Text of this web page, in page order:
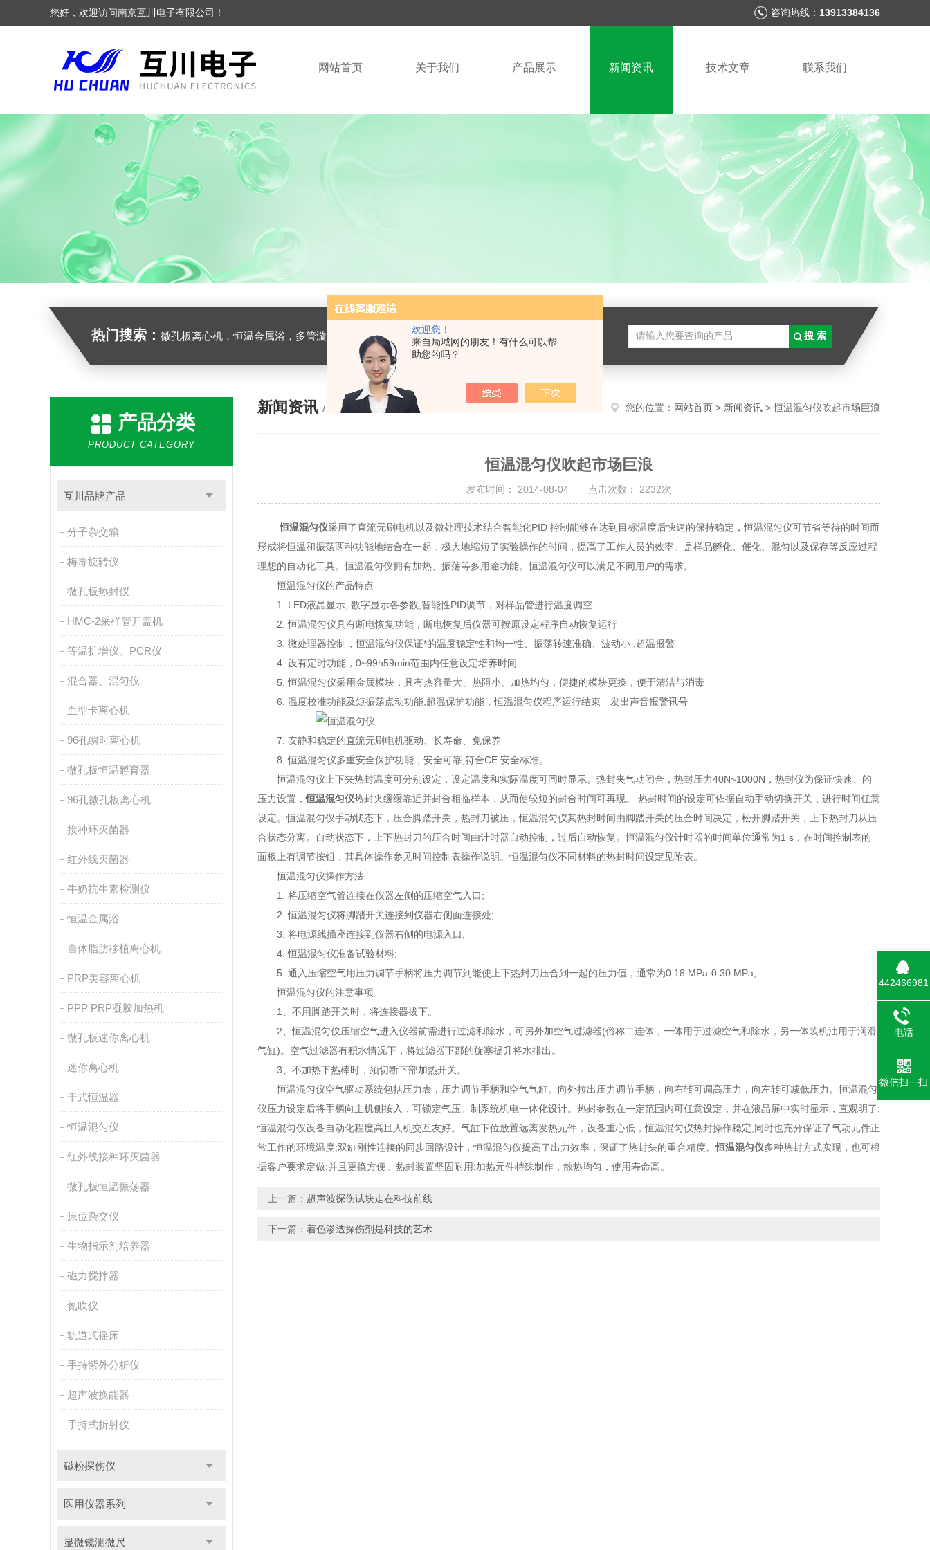
欢迎您！
来自局域网的朋友！有什么可以帮
助您的吗？
您好，欢迎访问南京互川电子有限公司！ 咨询热线： 13913384136
网站首页 关于我们 产品展示 新闻资讯 技术文章 联系我们
热门搜索： 微孔板离心机，恒温金属浴，多管漩涡混合仪，梅毒旋转仪,红外线灭菌器，微孔板恒温振荡器，恒温混匀仪，水平摇床，牛奶抗生素恒温温育器，细菌内毒素恒温检测仪，PRP凝胶加热机孵育制备器，脂肪注射器离心机，大自血摇床，氮吹仪。
产品分类
PRODUCT CATEGORY
互川品牌产品
分子杂交箱
梅毒旋转仪
微孔板热封仪
HMC-2采样管开盖机
等温扩增仪、PCR仪
混合器、混匀仪
血型卡离心机
96孔瞬时离心机
微孔板恒温孵育器
96孔微孔板离心机
接种环灭菌器
红外线灭菌器
牛奶抗生素检测仪
恒温金属浴
自体脂肪移植离心机
PRP美容离心机
PPP PRP凝胶加热机
微孔板迷你离心机
迷你离心机
干式恒温器
恒温混匀仪
红外线接种环灭菌器
微孔板恒温振荡器
原位杂交仪
生物指示剂培养器
磁力搅拌器
氮吹仪
轨道式摇床
手持紫外分析仪
超声波换能器
手持式折射仪
磁粉探伤仪
医用仪器系列
显微镜测微尺
新闻资讯 / NEWS 您的位置： 网站首页 > 新闻资讯 > 恒温混匀仪吹起市场巨浪
恒温混匀仪吹起市场巨浪
发布时间： 2014-08-04 点击次数： 2232次
恒温混匀仪采用了直流无刷电机以及微处理技术结合智能化PID 控制能够在达到目标温度后快速的保持稳定，恒温混匀仪可节省等待的时间而
形成将恒温和振荡两种功能地结合在一起，极大地缩短了实验操作的时间，提高了工作人员的效率。是样品孵化、催化、混匀以及保存等反应过程
理想的自动化工具。恒温混匀仪拥有加热、振荡等多用途功能。恒温混匀仪可以满足不同用户的需求。
恒温混匀仪的产品特点
1. LED液晶显示, 数字显示各参数,智能性PID调节，对样品管进行温度调空
2. 恒温混匀仪具有断电恢复功能，断电恢复后仪器可按原设定程序自动恢复运行
3. 微处理器控制，恒温混匀仪保证*的温度稳定性和均一性、振荡转速准确、波动小 ,超温报警
4. 设有定时功能，0~99h59min范围内任意设定培养时间
5. 恒温混匀仪采用金属模块，具有热容量大、热阻小、加热均匀，便捷的模块更换，便于清洁与消毒
6. 温度校准功能及短振荡点动功能,超温保护功能，恒温混匀仪程序运行结束 发出声音报警讯号
7. 安静和稳定的直流无刷电机驱动、长寿命、免保养
8. 恒温混匀仪多重安全保护功能，安全可靠,符合CE 安全标准。
恒温混匀仪上下夹热封温度可分别设定，设定温度和实际温度可同时显示。热封夹气动闭合，热封压力40N~1000N，热封仪为保证快速、的
压力设置，恒温混匀仪热封夹缓缓靠近并封合相临样本，从而使较短的封合时间可再现。 热封时间的设定可依据自动手动切换开关，进行时间任意
设定。恒温混匀仪手动状态下，压合脚踏开关，热封刀被压，恒温混匀仪其热封时间由脚踏开关的压合时间决定，松开脚踏开关，上下热封刀从压
合状态分离。自动状态下，上下热封刀的压合时间由计时器自动控制，过后自动恢复。恒温混匀仪计时器的时间单位通常为1 s，在时间控制表的
面板上有调节按钮，其具体操作参见时间控制表操作说明。恒温混匀仪不同材料的热封时间设定见附表。
恒温混匀仪操作方法
1. 将压缩空气管连接在仪器左侧的压缩空气入口;
2. 恒温混匀仪将脚踏开关连接到仪器右侧面连接处;
3. 将电源线插座连接到仪器右侧的电源入口;
4. 恒温混匀仪准备试验材料;
5. 通入压缩空气用压力调节手柄将压力调节到能使上下热封刀压合到一起的压力值，通常为0.18 MPa-0.30 MPa;
恒温混匀仪的注意事项
1、不用脚踏开关时，将连接器拔下。
2、恒温混匀仪压缩空气进入仪器前需进行过滤和除水，可另外加空气过滤器(俗称二连体，一体用于过滤空气和除水，另一体装机油用于润滑
气缸)。空气过滤器有积水情况下，将过滤器下部的旋塞提升将水排出。
3、不加热下热棒时，须切断下部加热开关。
恒温混匀仪空气驱动系统包括压力表，压力调节手柄和空气气缸。向外拉出压力调节手柄，向右转可调高压力，向左转可减低压力。恒温混匀
仪压力设定后将手柄向主机侧按入，可锁定气压。制系统机电一体化设计。热封参数在一定范围内可任意设定，并在液晶屏中实时显示，直观明了;
恒温混匀仪设备自动化程度高且人机交互友好。气缸下位放置远离发热元件，设备重心低，恒温混匀仪热封操作稳定;同时也充分保证了气动元件正
常工作的环境温度;双缸刚性连接的同步回路设计，恒温混匀仪提高了出力效率，保证了热封头的重合精度。恒温混匀仪多种热封方式实现，也可根
据客户要求定做;并且更换方便。热封装置坚固耐用;加热元件特殊制作，散热均匀，使用寿命高。
上一篇： 超声波探伤试块走在科技前线
下一篇： 着色渗透探伤剂是科技的艺术
442466981
电话
微信扫一扫